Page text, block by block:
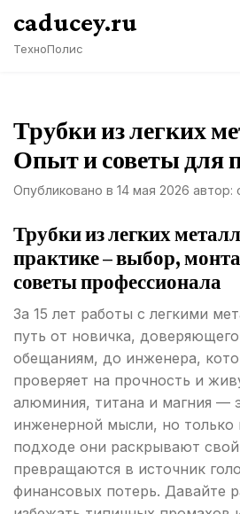
Перейти
содержимому
caducey.ru
ТехноПолис
Трубки из легких
Опыт и советы для
Опубликовано в 14 мая 2026 автор:
Трубки из легких
практике – выбор,
советы профессионала
За 15 лет работы с легкими
путь от новичка,
обещаниям, до инженера,
проверяет на прочность и
алюминия, титана и магния —
инженерной мысли, но только
подходе они раскрывают
превращаются в источник
финансовых потерь. Давайте